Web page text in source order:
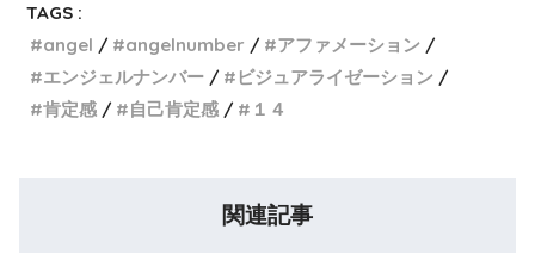
TAGS :
angel
angelnumber
アファメーション
エンジェルナンバー
ビジュアライゼーション
肯定感
自己肯定感 １４
関連記事